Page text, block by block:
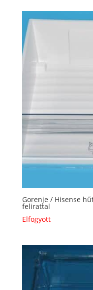
Gorenje / Hisense
felirattal
Elfogyott